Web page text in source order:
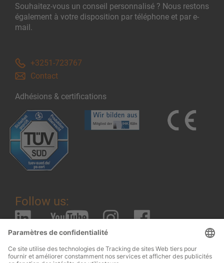
Souhaitez-vous un conseil personnalisé ? Nous restons
également à votre disposition par téléphone et par e-
mail.
+3251-723767
Contact
Adhésions & certifications
Follow us: